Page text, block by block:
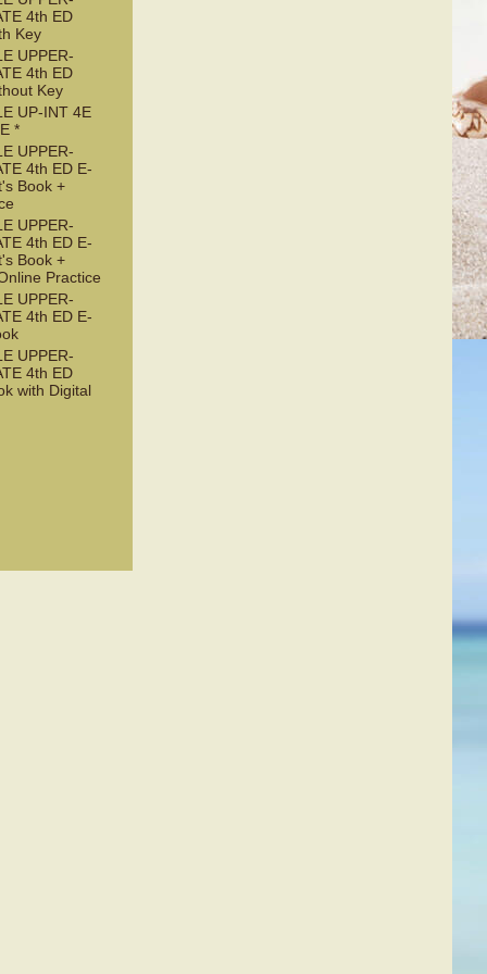
4th ED
Key
UPPER-
4th ED
Key
UP-INT 4E
*
UPPER-
4th ED E-
Book +
UPPER-
4th ED E-
Book +
Practice
UPPER-
4th ED E-
UPPER-
4th ED
with Digital